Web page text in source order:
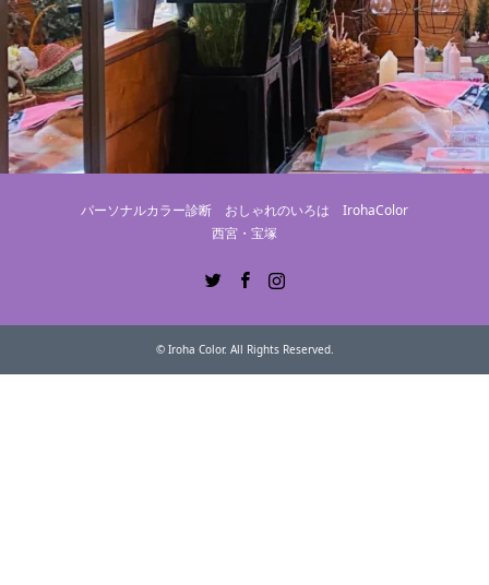
パーソナルカラー診断 おしゃれのいろは IrohaColor
西宮・宝塚
© Iroha Color. All Rights Reserved.